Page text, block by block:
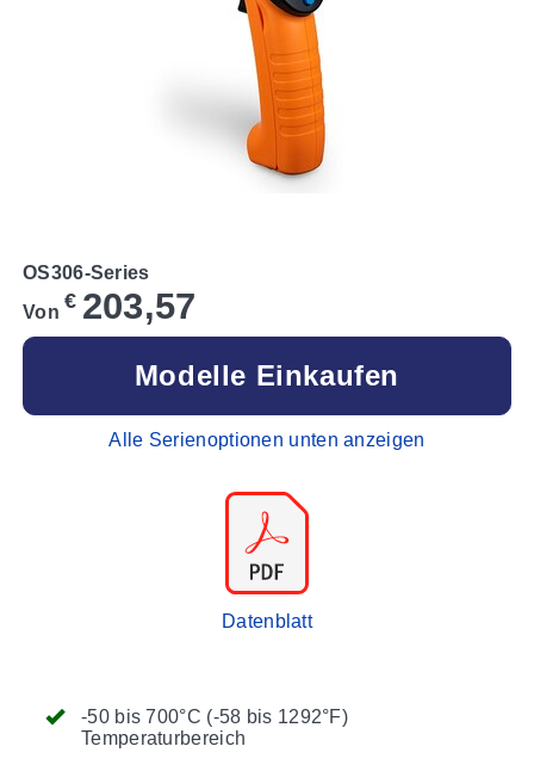
-50 bis 700°C (-58 bis 1292°F)
Temperaturbereich
OS306-Series
Von € 203,57
Modelle Einkaufen
Alle Serienoptionen unten anzeigen
Datenblatt